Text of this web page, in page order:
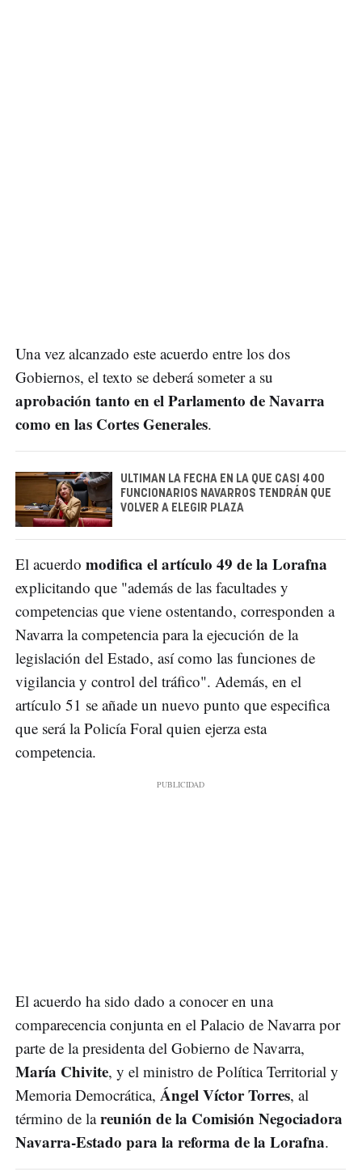
Una vez alcanzado este acuerdo entre los dos
Gobiernos, el texto se deberá someter a su
aprobación tanto en el Parlamento de Navarra
como en las Cortes Generales.
ULTIMAN LA FECHA EN LA QUE CASI 400
FUNCIONARIOS NAVARROS TENDRÁN QUE
VOLVER A ELEGIR PLAZA
El acuerdo modifica el artículo 49 de la Lorafna
explicitando que "además de las facultades y
competencias que viene ostentando, corresponden a
Navarra la competencia para la ejecución de la
legislación del Estado, así como las funciones de
vigilancia y control del tráfico". Además, en el
artículo 51 se añade un nuevo punto que especifica
que será la Policía Foral quien ejerza esta
competencia.
El acuerdo ha sido dado a conocer en una
comparecencia conjunta en el Palacio de Navarra por
parte de la presidenta del Gobierno de Navarra,
María Chivite, y el ministro de Política Territorial y
Memoria Democrática, Ángel Víctor Torres, al
término de lareunión de la Comisión Negociadora
Navarra-Estado para la reforma de la Lorafna.